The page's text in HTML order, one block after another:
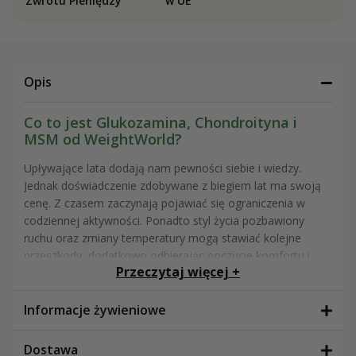
Opis
Co to jest Glukozamina, Chondroityna i
MSM od WeightWorld?
Upływające lata dodają nam pewności siebie i wiedzy.
Jednak doświadczenie zdobywane z biegiem lat ma swoją
cenę. Z czasem zaczynają pojawiać się ograniczenia w
codziennej aktywności. Ponadto styl życia pozbawiony
ruchu oraz zmiany temperatury mogą stawiać kolejne
przeszkody, dodatkowo odbierając poczucie komfortu i
Poznaj nasz suplement
MSM , który łączy właściwości siarczanu glukozaminy i
Przeczytaj więcej +
Informacje żywieniowe
Dostawa